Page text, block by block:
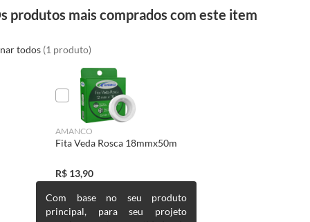
produtos mais comprados com este item
todos (1 produto)
AMANCO
Fita Veda Rosca 18mmx50m
R$ 13,90
Com base no seu produto
principal, para seu projeto